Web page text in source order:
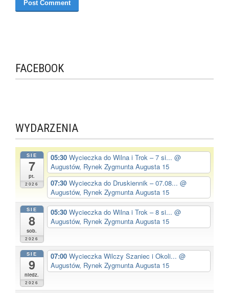
FACEBOOK
WYDARZENIA
SIE
7
pt.
2026
05:30 Wycieczka do Wilna i Trok – 7 si... @
Augustów, Rynek Zygmunta Augusta 15
07:30 Wycieczka do Druskiennik – 07.08... @
Augustów, Rynek Zygmunta Augusta 15
SIE
8
sob.
2026
05:30 Wycieczka do Wilna i Trok – 8 si... @
Augustów, Rynek Zygmunta Augusta 15
SIE
9
niedz.
2026
07:00 Wycieczka Wilczy Szaniec i Okoli... @
Augustów, Rynek Zygmunta Augusta 15